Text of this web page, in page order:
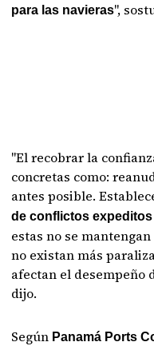
para las navieras",
"El recobrar la
concretas como:
antes posible.
de conflictos expeditos
estas no se
no existan más
afectan el desempeño
dijo.
Según Panamá Ports